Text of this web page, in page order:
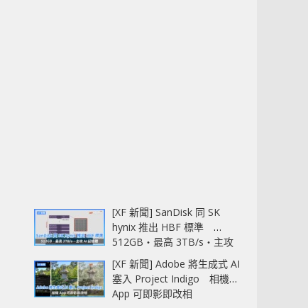
[XF 新聞] SanDisk 同 SK
hynix 推出 HBF 標準
512GB‧最高 3TB/s‧主攻
AI 記憶體
[XF 新聞] Adobe 將生成式 AI
塞入 Project Indigo 相機
App 可即影即改相